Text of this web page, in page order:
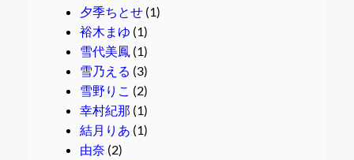
夕季ちとせ(1)
裕木まゆ (1)
雪代美鳳 (1)
雪乃える (3)
雪野りこ (2)
幸村紀那 (1)
結月りあ (1)
由奈 (2)